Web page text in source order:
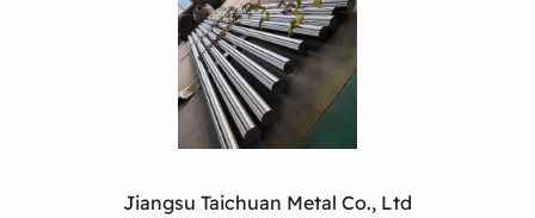
Jiangsu Taichuan Metal Co., Ltd